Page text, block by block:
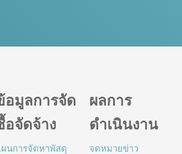
อมูลการจัด
อจัดจ้าง
นการจัดหาพัสดุ
ผลการ
ดำเนินงาน
จดหมายข่าว